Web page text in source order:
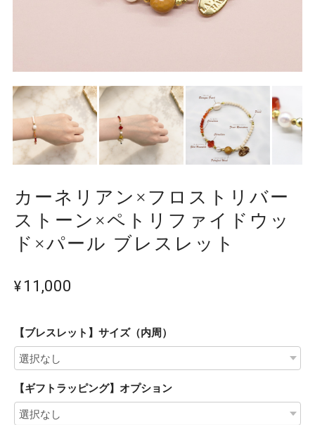
カーネリアン×フロストリバー
ストーン×ペトリファイドウッ
ド×パール ブレスレット
¥11,000
【ブレスレット】サイズ（内周）
【ギフトラッピング】オプション